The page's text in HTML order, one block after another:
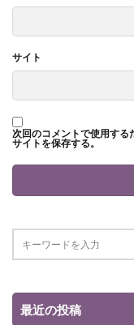
サイト
次回のコメントで使用する
サイトを保存する。
最近の投稿